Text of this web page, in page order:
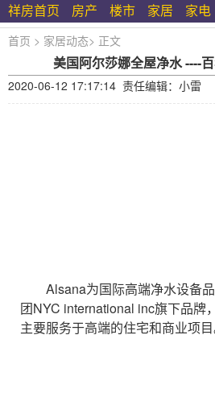
祥房首页 房产 楼市 家居 家电
首页 > 家居动态> 正文
美国阿尔莎娜全屋净水 ----
2020-06-12 17:17:14 责任编辑：小雷
Alsana为国际高端净水设备品
团NYC international inc旗下品牌
主要服务于高端的住宅和商业项目